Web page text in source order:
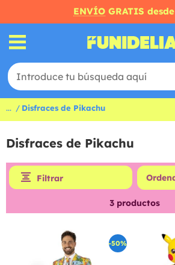
ENVÍO GRATIS desde
... Disfraces de Pikachu
Disfraces de Pikachu
Filtrar
3 productos
-50%